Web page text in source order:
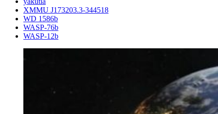
XMMU J173203.3-344518
WD 1586b
WASP-76b
WASP-12b